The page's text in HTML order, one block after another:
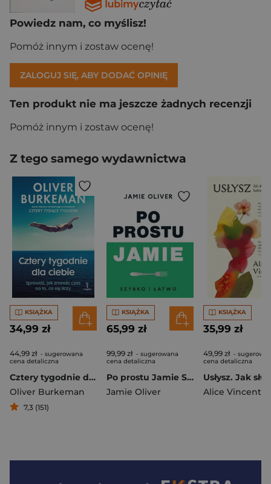
Powiedz nam, co myślisz!
Pomóż innym i zostaw ocenę!
ZALOGUJ SIĘ, ABY DODAĆ OPINIĘ
Ten produkt nie ma jeszcze żadnych recenzji
Pomóż innym i zostaw ocenę!
Z tego samego wydawnictwa
KSIĄŻKA
34,99 zł
44,99 zł - sugerowana
cena detaliczna
Cztery tygodnie dla ciebie. Sprawdź, jak znaleźć czas na to, co się liczy
Oliver Burkeman
7,3 (151)
KSIĄŻKA
65,99 zł
99,99 zł - sugerowana
cena detaliczna
Po prostu Jamie Szybko i łatwo
Jamie Oliver
KSIĄŻKA
35,99 zł
49,99 zł -
cena detaliczna
Alice Vincent